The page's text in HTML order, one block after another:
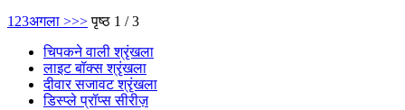
1 23अगला >>> पृष्ठ 1 / 3
चिपकने वाली श्रृंखला
लाइट बॉक्स श्रृंखला
दीवार सजावट श्रृंखला
डिस्प्ले प्रॉप्स सीरीज़